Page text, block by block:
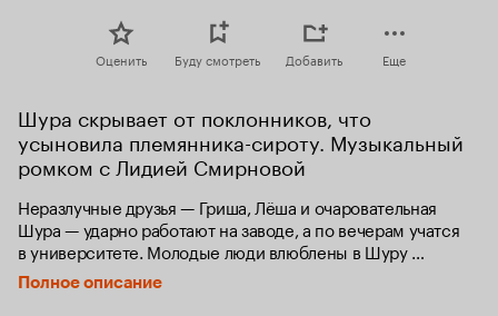
Оценить Буду смотреть Добавить Еще
Шура скрывает от поклонников, что
усыновила племянника-сироту. Музыкальный
ромком с Лидией Смирновой
Неразлучные друзья — Гриша, Лёша и очаровательная
Шура — ударно работают на заводе, а по вечерам учатся
в университете. Молодые люди влюблены в Шуру
и решают объясниться с ней. Она выбирает
Гришу — более красивого, уверенного в себе. Внезапно
Полное описание